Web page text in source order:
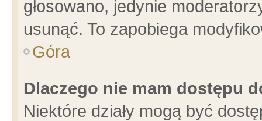
głosowano, jedynie
usunąć. To zapobiega
Góra
Dlaczego nie mam dostępu
Niektóre działy mogą być